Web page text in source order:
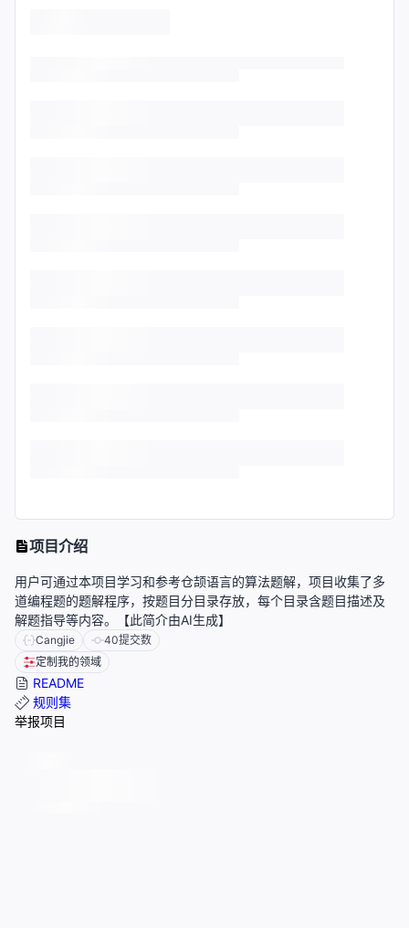
项目介绍
用户可通过本项目学习和参考仓颉语言的算法题解，项目收集了多
道编程题的题解程序，按题目分目录存放，每个目录含题目描述及
解题指导等内容。【此简介由AI生成】
Cangjie 40提交数
定制我的领域
README
规则集
举报项目